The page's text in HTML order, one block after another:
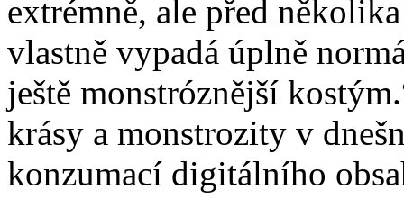
extrémně, ale před
vlastně vypadá úplně
ještě monstróznější
krásy a monstrozity v
konzumací digitálního